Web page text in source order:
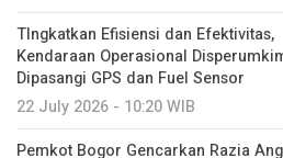
TIngkatkan Efisiensi dan Efektivitas,
Kendaraan Operasional
Dipasangi GPS dan Fuel Sensor
22 July 2026 - 10:20 WIB
Pemkot Bogor Gencarkan Razia